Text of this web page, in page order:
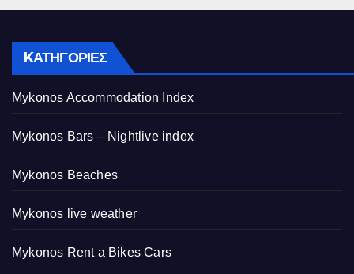
KΑΤΗΓΟΡΊΕΣ
Mykonos Accommodation Index
Mykonos Bars – Nightlive index
Mykonos Beaches
Mykonos live weather
Mykonos Rent a Bikes Cars